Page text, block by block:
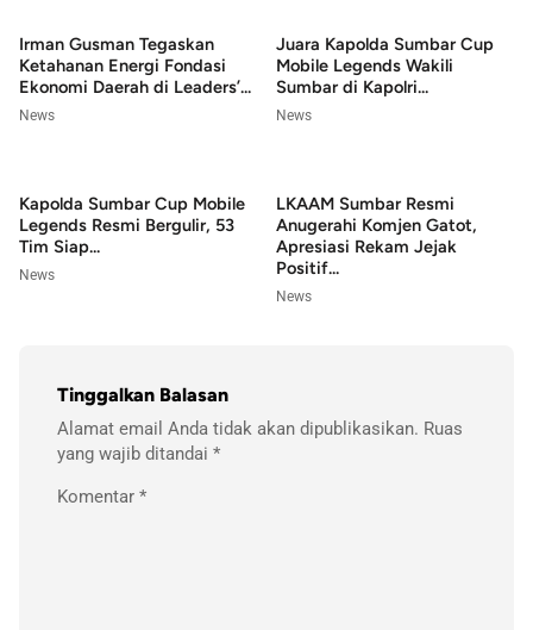
Irman Gusman Tegaskan
Ketahanan Energi Fondasi
Ekonomi Daerah di Leaders’...
News
Juara Kapolda Sumbar Cup
Mobile Legends Wakili
Sumbar di Kapolri...
News
Kapolda Sumbar Cup Mobile
Legends Resmi Bergulir, 53
Tim Siap...
News
LKAAM Sumbar Resmi
Anugerahi Komjen Gatot,
Apresiasi Rekam Jejak
Positif...
News
Tinggalkan Balasan
Alamat email Anda tidak akan dipublikasikan. Ruas
yang wajib ditandai *
Komentar *